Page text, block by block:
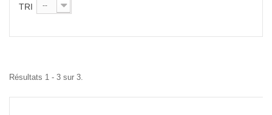
TRI --
Résultats 1 - 3 sur 3.